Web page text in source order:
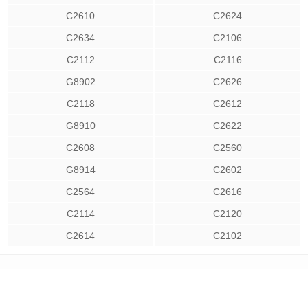
C2610
C2624
C2634
C2106
C2112
C2116
G8902
C2626
C2118
C2612
G8910
C2622
C2608
C2560
G8914
C2602
C2564
C2616
C2114
C2120
C2614
C2102